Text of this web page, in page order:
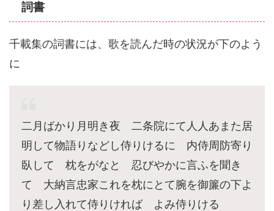
詞書
千載集の詞書には、歌を読んだ時の状況が下のよう
に
二月ばかり月明き夜 二条院にて人人あまた居
明して物語りなどし侍りけるに 内侍周防寄り
臥して 枕をがなと 忍びやかに言ふを聞き
て 大納言忠家これを枕にとて腕を御簾の下よ
り差し入れて侍りければ よみ侍りける